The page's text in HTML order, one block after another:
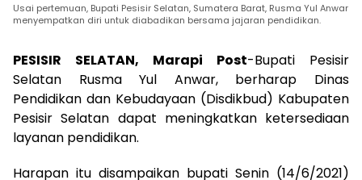
Usai pertemuan, Bupati Pesisir Selatan, Sumatera Barat, Rusma Yul Anwar
menyempatkan diri untuk diabadikan bersama jajaran pendidikan.
PESISIR SELATAN, Marapi Post-Bupati Pesisir
Selatan Rusma Yul Anwar, berharap Dinas
Pendidikan dan Kebudayaan (Disdikbud) Kabupaten
Pesisir Selatan dapat meningkatkan ketersediaan
layanan pendidikan.
Harapan itu disampaikan bupati Senin (14/6/2021)